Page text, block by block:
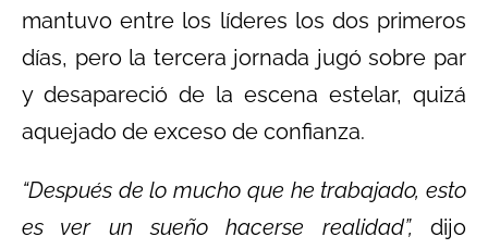
mantuvo entre los líderes los dos primeros
días, pero la tercera jornada jugó sobre par
y desapareció de la escena estelar, quizá
aquejado de exceso de confianza.
“Después de lo mucho que he trabajado, esto
es ver un sueño hacerse realidad”, dijo